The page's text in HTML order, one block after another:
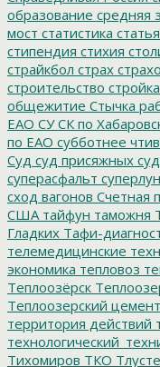
образование средняя
мост статистика статья
стипендия стихия
страйкбол страх
строительство стройка
общежитие Стычка
ЕАО СУ СК по
по ЕАО субботнее
Суд суд присяжных
суперасфальт
сход вагонов Счетная
СШАтайфун таможня
Гладких Тафи-
телемедицинские
экономика тепловоз
Теплоозёрск
Теплоозерский
территория действий
Тихомиров ТКО